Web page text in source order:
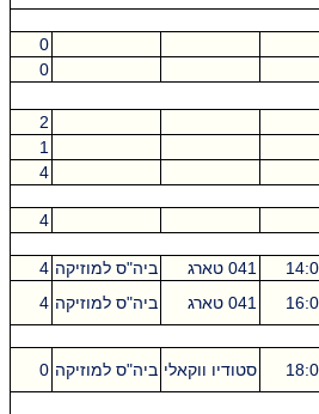
0
0
2
1
4
4
041 טארג ביה"ס למוזיקה 4
041 טארג ביה"ס למוזיקה 4
סטודיו ווקאלי ביה"ס למוזיקה 0